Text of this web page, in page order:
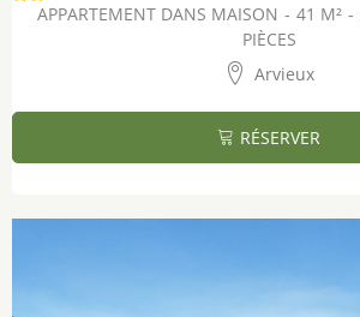
APPARTEMENT DANS MAISON 41 M²
PIÈCES
Arvieux
RÉSERVER